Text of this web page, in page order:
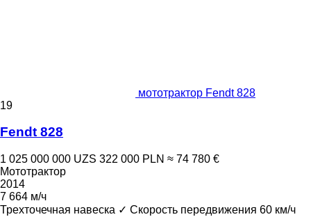
мототрактор Fendt 828
19
Fendt 828
1 025 000 000 UZS 322 000 PLN ≈ 74 780 €
Мототрактор
2014
7 664 м/ч
Трехточечная навеска ✓ Скорость передвижения 60 км/ч